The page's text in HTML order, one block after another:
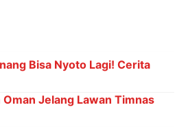
Bisa Nyoto Lagi! Cerita
Jelang Lawan Timnas